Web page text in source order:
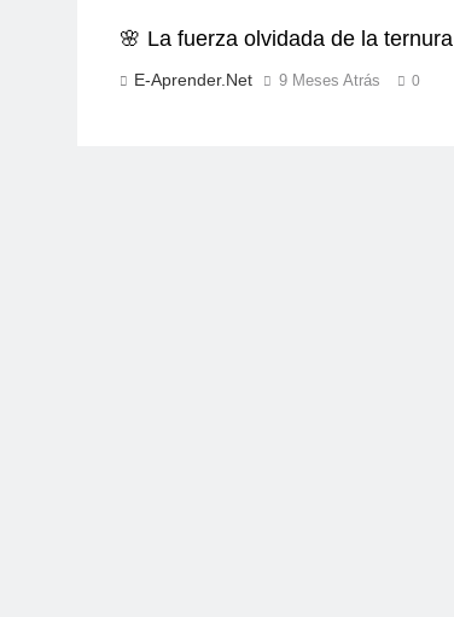
🌸 La fuerza olvidada de la ternura
E-Aprender.net 9 Meses Atrás 0